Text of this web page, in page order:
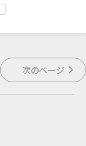
次のページ